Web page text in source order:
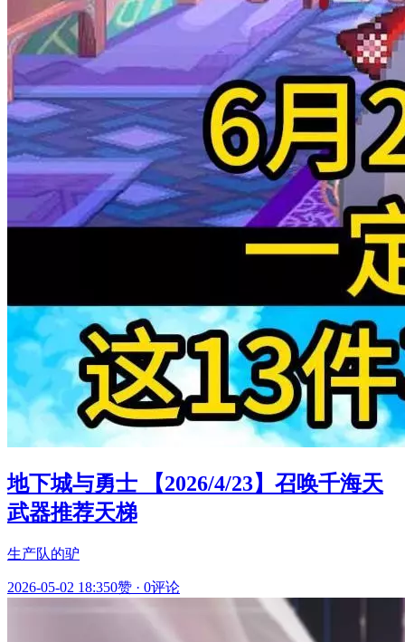
地下城与勇士 【2026/4/23】召唤千海天
武器推荐天梯
生产队的驴
2026-05-02 18:350赞 · 0评论